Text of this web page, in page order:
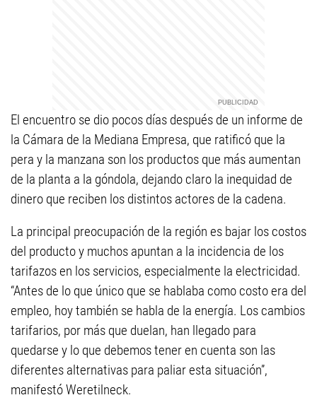
El encuentro se dio pocos días después de un informe de
la Cámara de la Mediana Empresa, que ratificó que la
pera y la manzana son los productos que más aumentan
de la planta a la góndola, dejando claro la inequidad de
dinero que reciben los distintos actores de la cadena.
La principal preocupación de la región es bajar los costos
del producto y muchos apuntan a la incidencia de los
tarifazos en los servicios, especialmente la electricidad.
“Antes de lo que único que se hablaba como costo era del
empleo, hoy también se habla de la energía. Los cambios
tarifarios, por más que duelan, han llegado para
quedarse y lo que debemos tener en cuenta son las
diferentes alternativas para paliar esta situación”,
manifestó Weretilneck.